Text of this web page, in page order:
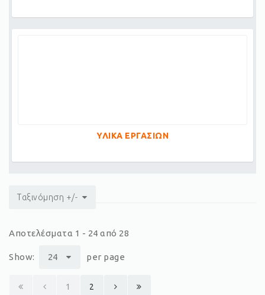
ΥΛΙΚΑ ΕΡΓΑΣΙΩΝ
Ταξινόμηση +/-
Αποτελέσματα 1 - 24 από 28
Show: 24 per page
1 2